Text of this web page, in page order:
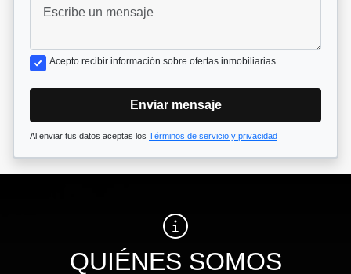
Acepto recibir información sobre ofertas inmobiliarias
Enviar mensaje
Al enviar tus datos aceptas los Términos de servicio y privacidad
QUIÉNES SOMOS